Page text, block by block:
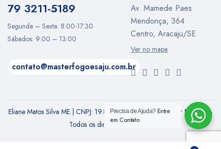
79 3211-5189
Segunda – Sexta: 8:00-17:30
Sábados: 9:00 – 13:00
contato@masterfogoesaju.com.br
Av. Mamede Paes
Mendonça, 364
Centro, Aracaju/SE
Ver no mapa
Eliane Matos Silva ME | CNPJ: 19.852.310/0001-62 | Master Fogões –
Todos os direitos Reservados
Precisa de Ajuda? Entre
em Contato